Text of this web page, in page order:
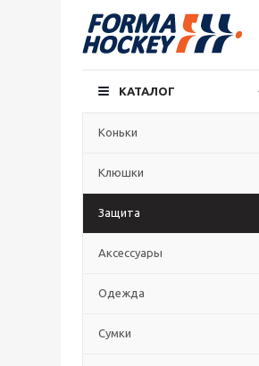
КАТАЛОГ
Коньки
Клюшки
Защита
Аксессуары
Одежда
Сумки